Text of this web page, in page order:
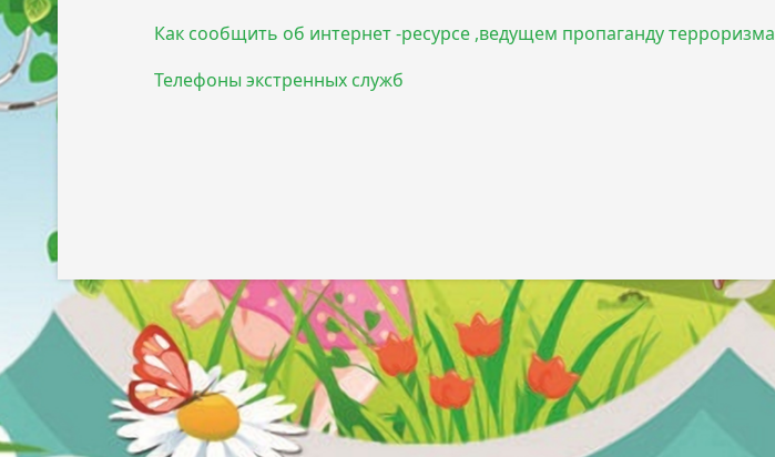
Как сообщить об интернет -ресурсе ,ведущем пропаганду терроризма
Телефоны экстренных служб